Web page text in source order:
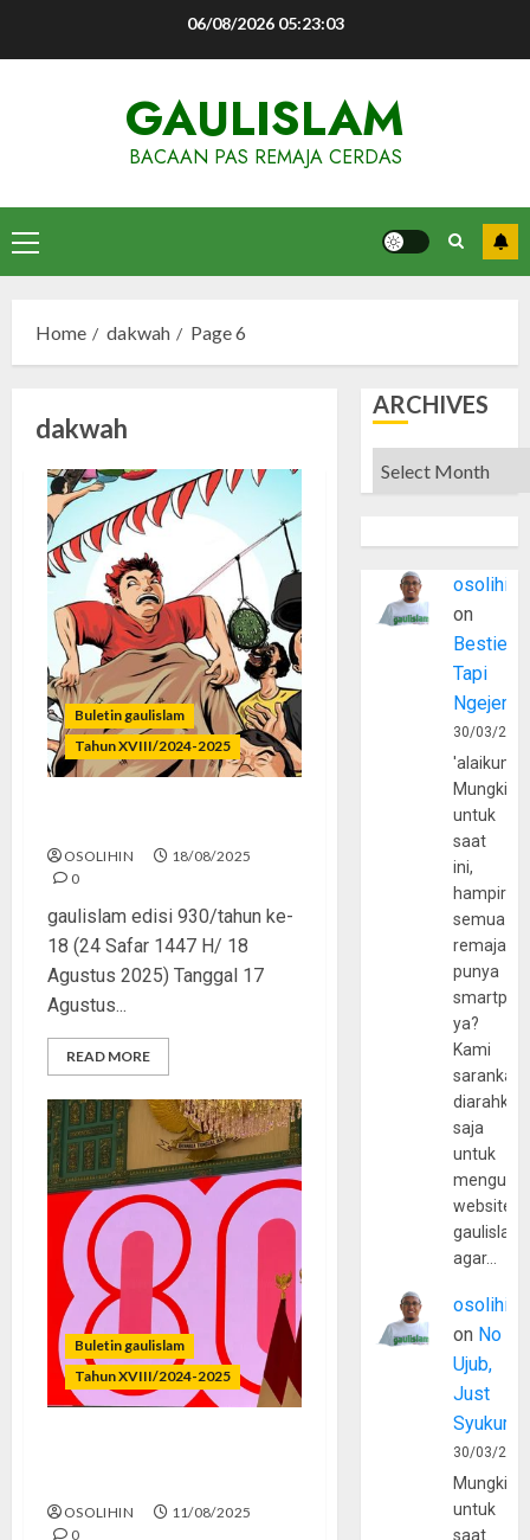
06/08/2026 05:23:04
GAULISLAM
BACAAN PAS REMAJA CERDAS
Primary
Menu
Home dakwah Page 6
dakwah
Buletin gaulislam
Tahun XVIII/2024-2025
OSOLIHIN
18/08/2025
0
gaulislam edisi 930/tahun ke-
18 (24 Safar 1447 H/ 18
Agustus 2025) Tanggal 17
Agustus...
READ MORE
Buletin gaulislam
Tahun XVIII/2024-2025
OSOLIHIN
11/08/2025
0
ARCHIVES
Archives
osolihin
on
Bestie
Tapi
30/03/
Mungkin
untuk
saat
ini,
hampir
semua
remaja
punya
ya?
Kami
sarankan,
diarahkan
saja
untuk
website
agar…
osolihin
on No
Ujub,
Just
Syukur
30/03/
Mungkin
untuk
saat